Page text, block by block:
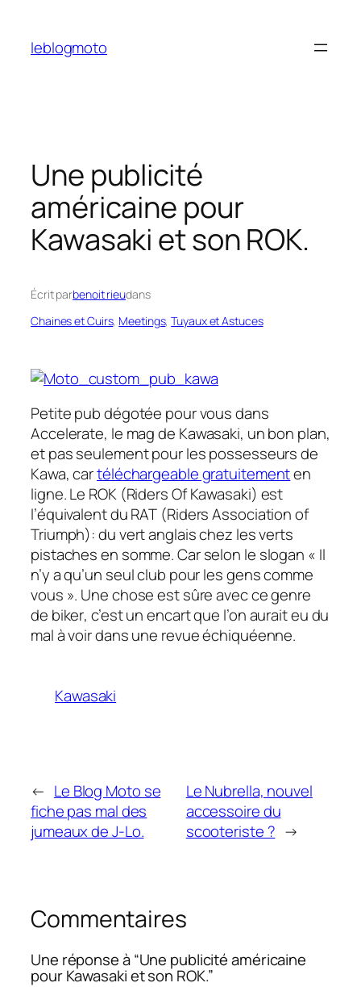
contenu
leblogmoto
Une publicité
américaine pour
Kawasaki et son ROK.
Écrit parbenoit rieudans
Chaines et Cuirs, Meetings, Tuyaux et Astuces
Petite pub dégotée pour vous dans
Accelerate, le mag de Kawasaki, un bon plan,
et pas seulement pour les possesseurs de
Kawa, cartéléchargeable gratuitementen
ligne. Le ROK(Riders Of Kawasaki) est
l’équivalent duRAT (Riders Association of
Triumph): du vert anglais chez les verts
pistaches en somme. Car selon le slogan « Il
n’y a qu’un seul club pour les gens comme
vous ». Une chose est sûre avec ce genre
de biker, c’est un encart que l’on aurait eu du
mal à voir dans une revue échiquéenne.
Kawasaki
← Le Blog Moto se
fiche pas mal des
jumeaux de J-Lo.
Le Nubrella, nouvel
accessoire du
scooteriste ? →
Commentaires
Une réponse à “Une publicité américaine
pour Kawasaki et son ROK.”